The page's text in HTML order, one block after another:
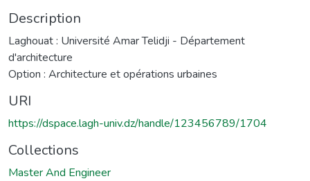
Description
Laghouat : Université Amar Telidji - Département
d'architecture
Option : Architecture et opérations urbaines
URI
https://dspace.lagh-univ.dz/handle/123456789/1704
Collections
Master And Engineer